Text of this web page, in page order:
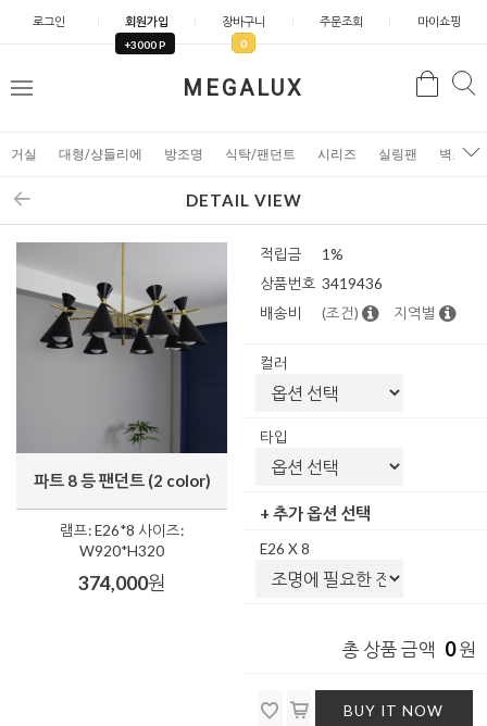
로그인 회원가입
+3000 P
장바구니
0
주문조회 마이쇼핑
MEGALUX
메
검
거실 대형/샹들리에 방조명 식탁/팬던트 시리즈 실링팬 벽조명
DETAIL VIEW
파트 8 등 팬던트 (2 color)
램프: E26*8 사이즈:
W920*H320
374,000원
적립금
1%
상품번호 3419436
배송비
(조건) 지역별
컬러
타입
+ 추가 옵션 선택
E26 X 8
총 상품 금액 0원
BUY IT NOW